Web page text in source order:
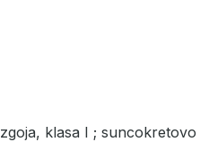
klasa I ; suncokretovo